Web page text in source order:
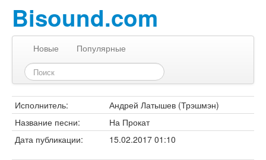
Bisound.com
Новые Популярные
Исполнитель:
Андрей Латышев (Трэшмэн)
Название песни:
На Прокат
Дата публикации:
15.02.2017 01:10